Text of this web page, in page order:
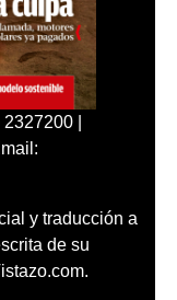
|
y traducción a
de su